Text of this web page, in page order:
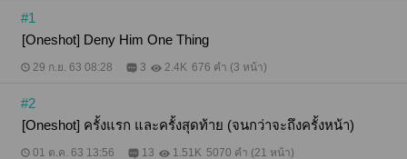
#1
[Oneshot] Deny Him One Thing
29 ก.ย. 63 08:28 3 2.4K 676 คำ (3 หน้า)
#2
[Oneshot] ครั้งแรก และครั้งสุดท้าย (จนกว่าจะถึงครั้งหน้า)
01 ต.ค. 63 13:56 13 1.51K 5070 คำ (21 หน้า)